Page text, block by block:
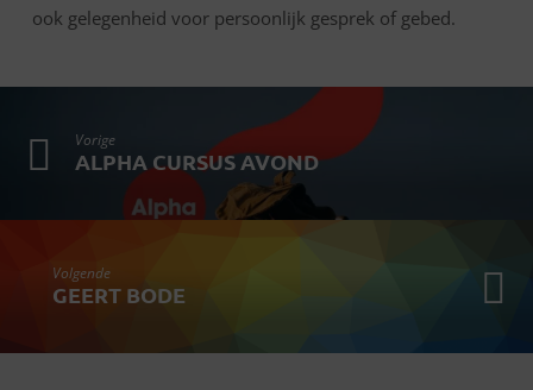
ook gelegenheid voor persoonlijk gesprek of gebed.
Vorige
ALPHA CURSUS AVOND
Volgende
GEERT BODE